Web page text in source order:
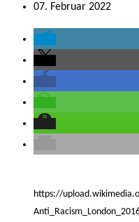
07. Februar 2022
https://